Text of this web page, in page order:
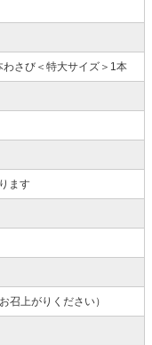
さび＜特大サイズ＞1本
ます
上がりください）